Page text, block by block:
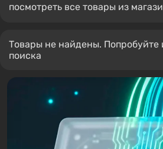
посмотреть все товары из
Товары не найдены. Попробуйте
поиска